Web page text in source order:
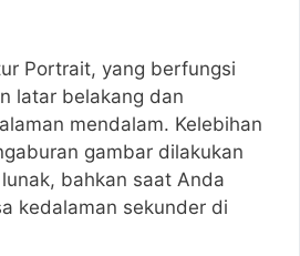
Portrait, yang berfungsi
latar belakang dan
mendalam. Kelebihan
gambar dilakukan
bahkan saat Anda
kedalaman sekunder di